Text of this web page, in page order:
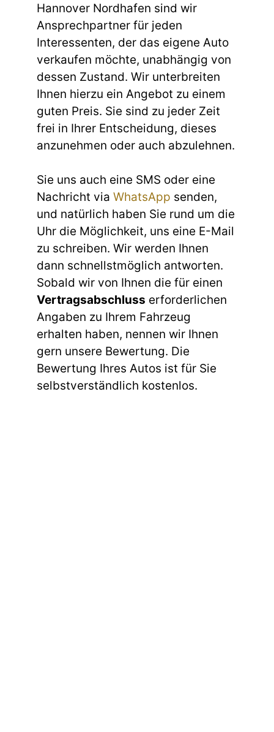
Hannover Nordhafen sind wir
Ansprechpartner für jeden
Interessenten, der das eigene Auto
verkaufen möchte, unabhängig von
dessen Zustand. Wir unterbreiten
Ihnen hierzu ein Angebot zu einem
guten Preis. Sie sind zu jeder Zeit
frei in Ihrer Entscheidung, dieses
anzunehmen oder auch abzulehnen.
Sie uns auch eine SMS oder eine
Nachricht via WhatsApp senden,
und natürlich haben Sie rund um die
Uhr die Möglichkeit, uns eine E-Mail
zu schreiben. Wir werden Ihnen
dann schnellstmöglich antworten.
Sobald wir von Ihnen die für einen
Vertragsabschluss erforderlichen
Angaben zu Ihrem Fahrzeug
erhalten haben, nennen wir Ihnen
gern unsere Bewertung. Die
Bewertung Ihres Autos ist für Sie
selbstverständlich kostenlos.